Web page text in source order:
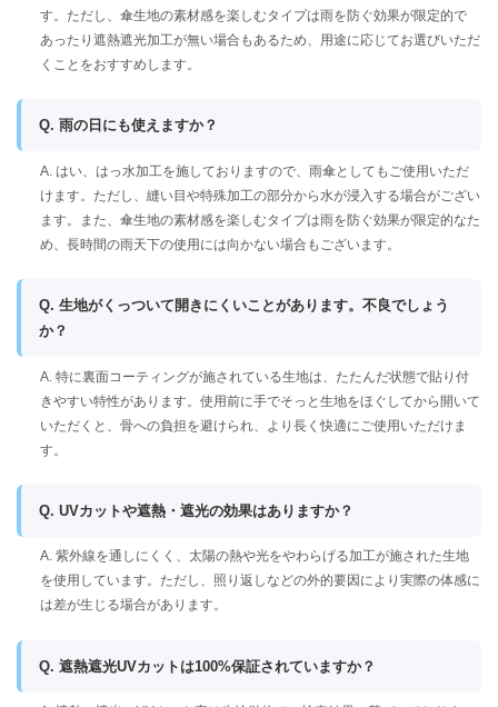
す。ただし、傘生地の素材感を楽しむタイプは雨を防ぐ効果が限定的で
あったり遮熱遮光加工が無い場合もあるため、用途に応じてお選びいただ
くことをおすすめします。
Q. 雨の日にも使えますか？
A. はい、はっ水加工を施しておりますので、雨傘としてもご使用いただ
けます。ただし、縫い目や特殊加工の部分から水が浸入する場合がござい
ます。また、傘生地の素材感を楽しむタイプは雨を防ぐ効果が限定的なた
め、長時間の雨天下の使用には向かない場合もございます。
Q. 生地がくっついて開きにくいことがあります。不良でしょう
か？
A. 特に裏面コーティングが施されている生地は、たたんだ状態で貼り付
きやすい特性があります。使用前に手でそっと生地をほぐしてから開いて
いただくと、骨への負担を避けられ、より長く快適にご使用いただけま
す。
Q. UVカットや遮熱・遮光の効果はありますか？
A. 紫外線を通しにくく、太陽の熱や光をやわらげる加工が施された生地
を使用しています。ただし、照り返しなどの外的要因により実際の体感に
は差が生じる場合があります。
Q. 遮熱遮光UVカットは100%保証されていますか？